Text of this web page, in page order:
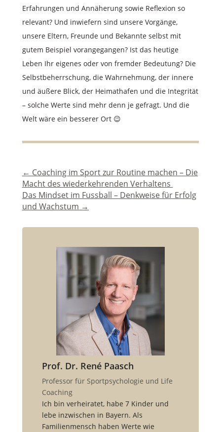
Erfahrungen und Annäherung sowie Reflexion so
relevant? Und inwiefern sind unsere Vorgänge,
unsere Eltern, Freunde und Bekannte selbst mit
gutem Beispiel vorangegangen? Ist das heutige
Leben Ihr eigenes oder von fremder Bedeutung? Die
Selbstbeherrschung, die Wahrnehmung, der innere
und äußere Blick, der Heimathafen und die Integrität
– solche Werte sind mehr denn je gefragt. Und die
Welt wäre ein besserer Ort 😉
← Coaching im Sport zur Routine machen – Die
Macht des wiederkehrenden Verhaltens
Das Mindset im Fussball – Denkweise für Erfolg
und Wachstum →
Prof. Dr. René Paasch
Professor für Sportpsychologie und Life
Coaching
Ich bin verheiratet, habe 7 Kinder und
lebe inzwischen in Bayern. Als
Familienmensch haben Werte wie